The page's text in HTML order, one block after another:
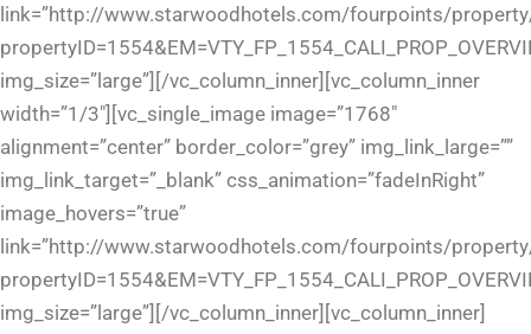
link=”http://www.starwoodhotels.com/fourpoints/
img_size=”large”][/vc_column_inner][vc_column_inner
width=”1/3″][vc_single_image image=”1768″
alignment=”center” border_color=”grey” img_link_large=””
img_link_target=”_blank” css_animation=”fadeInRight”
image_hovers=”true”
link=”http://www.starwoodhotels.com/fourpoints/
img_size=”large”][/vc_column_inner][vc_column_inner]